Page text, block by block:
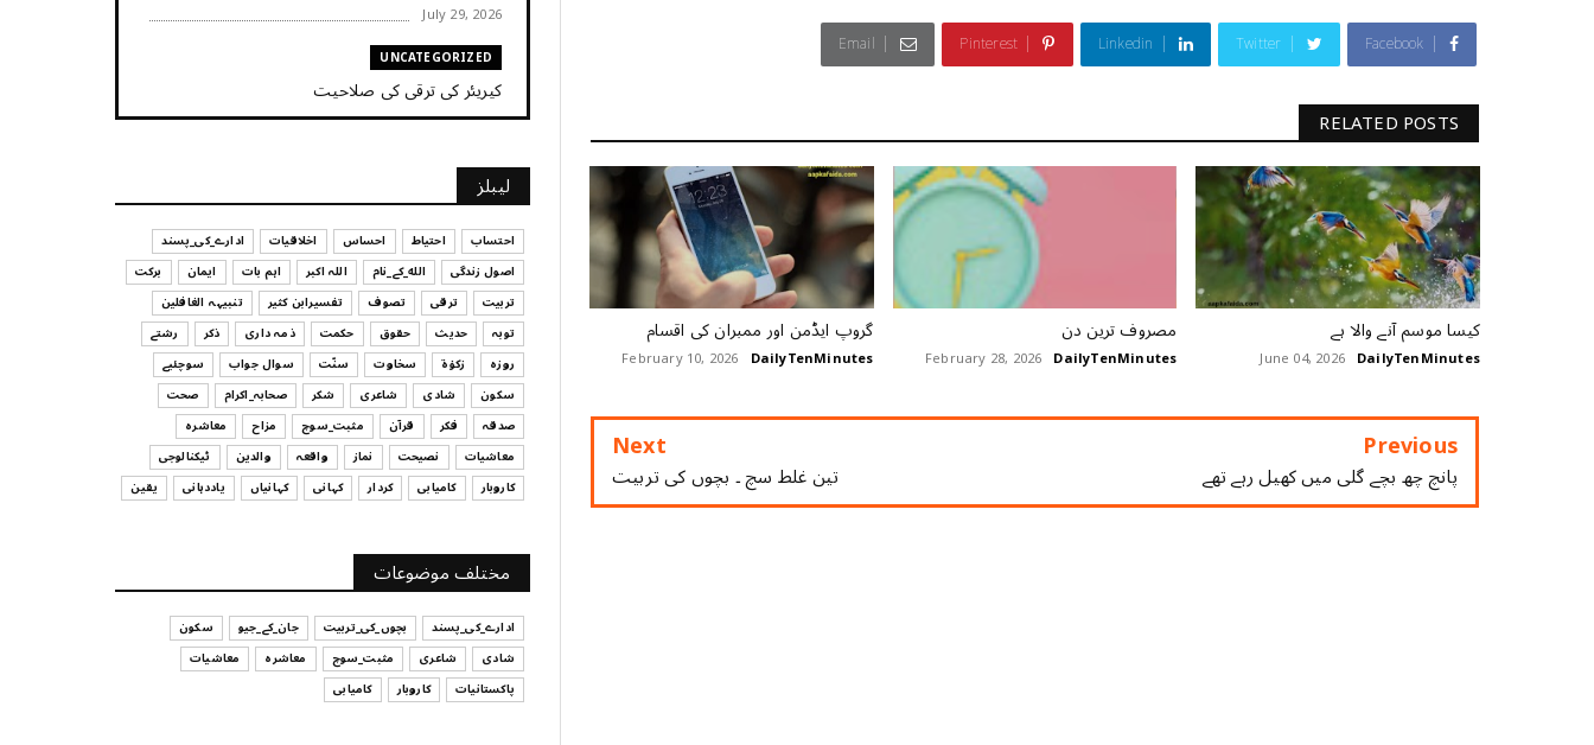
Facebook
Twitter
Linkedin
Pinterest
Email
RELATED POSTS
کیسا موسم آنے والا ہے
DailyTenMinutes
June 04, 2026
مصروف ترین دن
DailyTenMinutes
February 28, 2026
گروپ ایڈمن اور ممبران کی اقسام
DailyTenMinutes
February 10, 2026
Previous
پانچ چھ بچے گلی میں کھیل رہے تھے
Next
تین غلط سچ ۔ بچوں کی تربیت
July 29, 2026
UNCATEGORIZED
کیریئر کی ترقی کی صلاحیت
July 29, 2026
UNCATEGORIZED
کیا آپ اپنے باس کو مؤثر طریقے سے منظم کر رہے
ہیں
July 29, 2026
UNCATEGORIZED
اس وقت آپ کا موڈ کیسا ہے؟
July 29, 2026
UNCATEGORIZED
قرض لینے اور دینے میں ہوشیاری
July 29, 2026
آپ کا فیصلہ کرنے کا انداز
July 29, 2026
لیبلز
احتساب احتیاط احساس اخلاقیات
ادارے_کی_پسند
اصول زندگی
الله_کے_نام اللہ اکبر اہم بات ایمان
برکت
تربیت
ترقی تصوف تفسیرابن کثیر
تنبیہہ الغافلین
توبہ
حدیث حقوق حکمت ذمہ داری ذکر
رشتے
روزہ
زکوٰۃ سخاوت سنّت سوال جواب
سوچئیے
سکون
شادی شاعری شکر صحابہ_اکرام
صحت
صدقہ
فکر قرآن مثبت_سوچ مزاح
معاشرہ
معاشیات
نصیحت نماز واقعہ والدین
ٹیکنالوجی
کاروبار
کامیابی کردار کہانی کہانیاں یاددہانی یقین
مختلف موضوعات
ادارے_کی_پسند بچوں_کی_تربیت جان_کے_جیو
سکون
شادی
شاعری مثبت_سوچ معاشرہ
معاشیات
پاکستانیات
کاروبار کامیابی